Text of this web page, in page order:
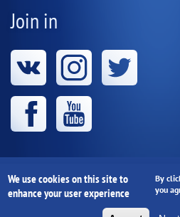
Join in
Educational institution
University"
We use cookies on this site to
enhance your user experience
By
you